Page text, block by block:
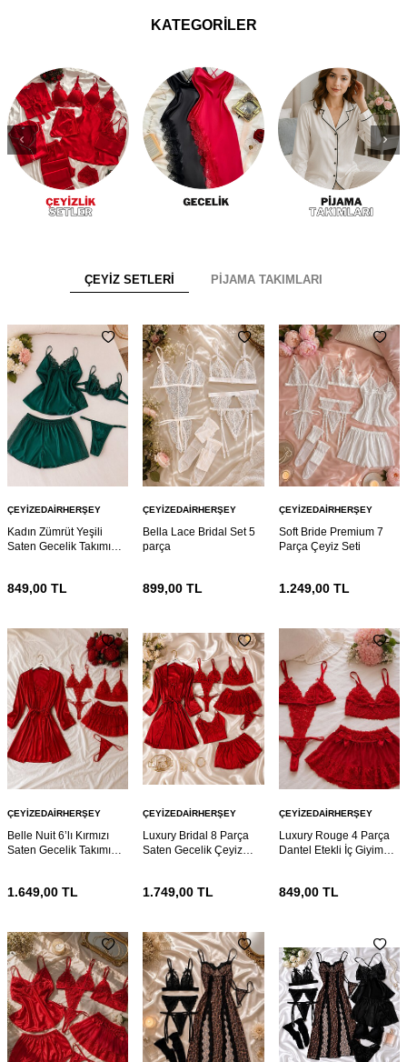
KATEGORİLER
ÇEYİZ SETLERİ PİJAMA TAKIMLARI
ÇEYIZEDAIRHERŞEY
Kadın Zümrüt Yeşili
Saten Gecelik Takımı
Çeyizlik Set
849,00 TL
ÇEYIZEDAIRHERŞEY
Bella Lace Bridal Set 5
parça
899,00 TL
ÇEYIZEDAIRHERŞEY
Soft Bride Premium 7
Parça Çeyiz Seti
1.249,00TL
ÇEYIZEDAIRHERŞEY
Belle Nuit 6’lı Kırmızı
Saten Gecelik Takımı
1.649,00 TL
ÇEYIZEDAIRHERŞEY
Luxury Bridal 8 Parça
Saten Gecelik Çeyiz
1.749,00 TL
ÇEYIZEDAIRHERŞEY
Luxury Rouge 4 Parça
Dantel Etekli İç Giyim
849,00TL